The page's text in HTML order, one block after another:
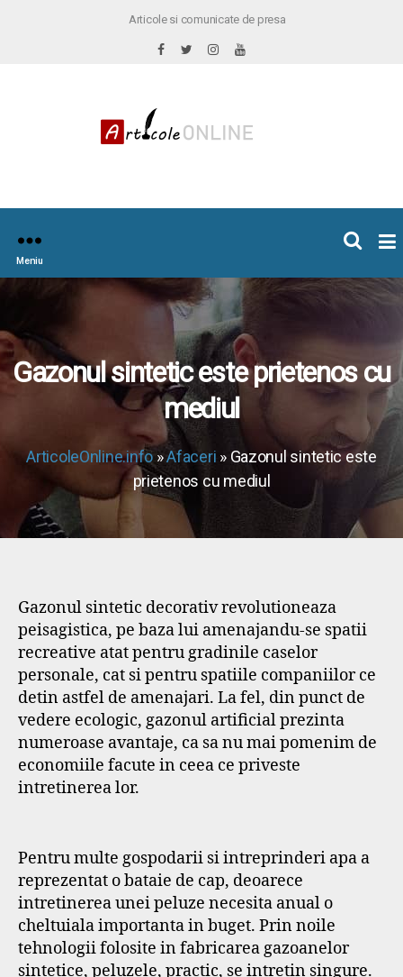
Articole si comunicate de presa
Meniu
Gazonul sintetic este prietenos cu
mediul
ArticoleOnline.info »Afaceri » Gazonul sintetic este
prietenos cu mediul
Gazonul sintetic decorativ revolutioneaza
peisagistica, pe baza lui amenajandu-se spatii
recreative atat pentru gradinile caselor
personale, cat si pentru spatiile companiilor ce
detin astfel de amenajari. La fel, din punct de
vedere ecologic, gazonul artificial prezinta
numeroase avantaje, ca sa nu mai pomenim de
economiile facute in ceea ce priveste
intretinerea lor.
Pentru multe gospodarii si intreprinderi apa a
reprezentat o bataie de cap, deoarece
intretinerea unei peluze necesita anual o
cheltuiala importanta in buget. Prin noile
tehnologii folosite in fabricarea gazoanelor
sintetice, peluzele, practic, se intretin singure.